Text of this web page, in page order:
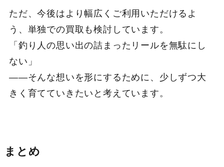
ただ、今後はより幅広くご利用いただけるよ
う、単独での買取も検討しています。
「釣り人の思い出の詰まったリールを無駄にし
ない」
――そんな想いを形にするために、少しずつ大
きく育てていきたいと考えています。
まとめ